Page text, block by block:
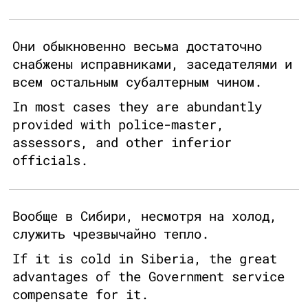
Они обыкновенно весьма достаточно
снабжены исправниками, заседателями и
всем остальным субалтерным чином.
In most cases they are abundantly
provided with police-master,
assessors, and other inferior
officials.
Вообще в Сибири, несмотря на холод,
служить чрезвычайно тепло.
If it is cold in Siberia, the great
advantages of the Government service
compensate for it.